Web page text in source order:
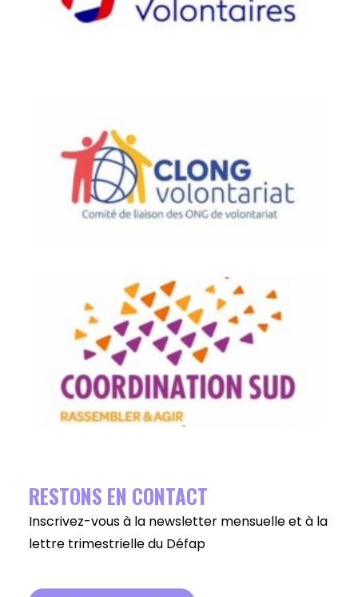
RESTONS EN CONTACT
Inscrivez-vous à la newsletter mensuelle et à la
lettre trimestrielle du Défap